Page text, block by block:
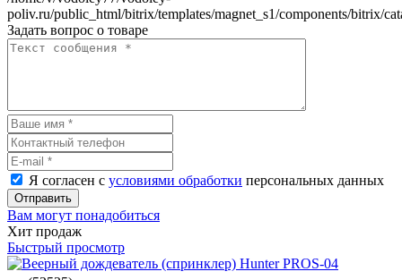
poliv.ru/public_html/bitrix/templates/magnet_s1/components/bitrix/
Задать вопрос о товаре
Я согласен с условиями обработки персональных данных
Отправить
Вам могут понадобиться
Хит продаж
Быстрый просмотр